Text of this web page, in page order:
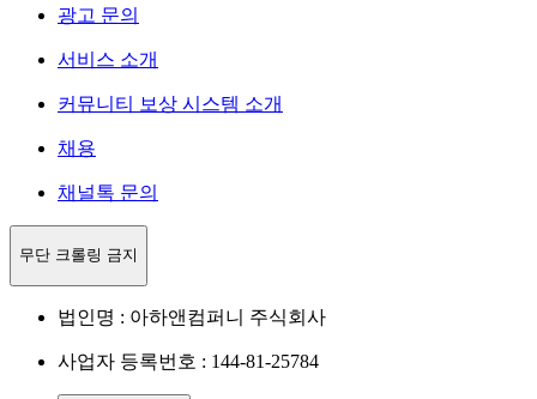
광고 문의
서비스 소개
커뮤니티 보상 시스템 소개
채용
채널톡 문의
무단 크롤링 금지
법인명 : 아하앤컴퍼니 주식회사
사업자 등록번호 : 144-81-25784